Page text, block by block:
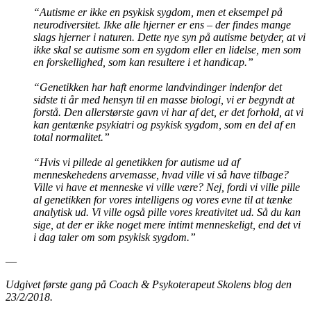
“Autisme er ikke en psykisk sygdom, men et eksempel på
neurodiversitet. Ikke alle hjerner er ens – der findes mange
slags hjerner i naturen. Dette nye syn på autisme betyder, at vi
ikke skal se autisme som en sygdom eller en lidelse, men som
en forskellighed, som kan resultere i et handicap.”
“Genetikken har haft enorme landvindinger indenfor det
sidste ti år med hensyn til en masse biologi, vi er begyndt at
forstå. Den allerstørste gavn vi har af det, er det forhold, at vi
kan gentænke psykiatri og psykisk sygdom, som en del af en
total normalitet.”
“Hvis vi pillede al genetikken for autisme ud af
menneskehedens arvemasse, hvad ville vi så have tilbage?
Ville vi have et menneske vi ville være? Nej, fordi vi ville pille
al genetikken for vores intelligens og vores evne til at tænke
analytisk ud. Vi ville også pille vores kreativitet ud. Så du kan
sige, at der er ikke noget mere intimt menneskeligt, end det vi
i dag taler om som psykisk sygdom.”
—
Udgivet første gang på Coach & Psykoterapeut Skolens blog den
23/2/2018.